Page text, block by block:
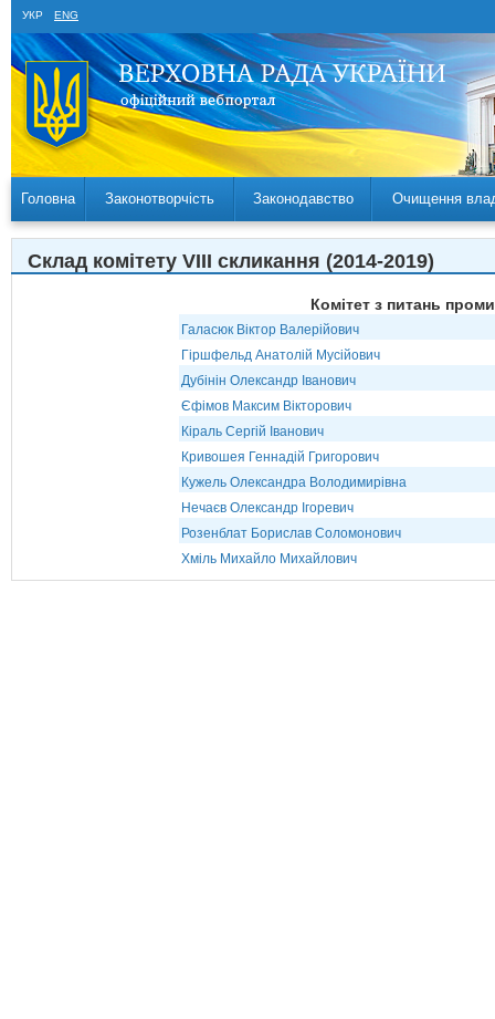
УКР ENG
Головна Законотворчість Законодавство Очищення
Склад комітету VIII скликання (2014-2019)
Комітет з питань
Галасюк Віктор Валерійович
Гіршфельд Анатолій Мусійович
Дубінін Олександр Іванович
Єфімов Максим Вікторович
Кіраль Сергій Іванович
Кривошея Геннадій Григорович
Кужель Олександра Володимирівна
Нечаєв Олександр Ігоревич
Розенблат Борислав Соломонович
Хміль Михайло Михайлович